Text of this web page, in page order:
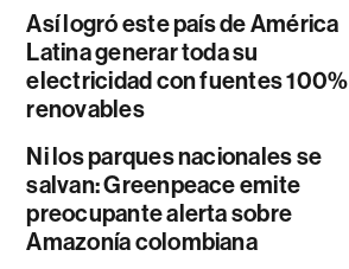
Así logró este país de América
Latina generar toda su
electricidad con fuentes 100%
renovables
Ni los parques nacionales se
salvan: Greenpeace emite
preocupante alerta sobre
Amazonía colombiana